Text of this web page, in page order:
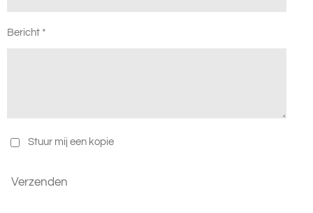
Bericht *
Stuur mij een kopie
Verzenden